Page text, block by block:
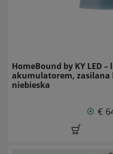
HomeBound by KY LED
akumulatorem, zasilana
niebieska
€